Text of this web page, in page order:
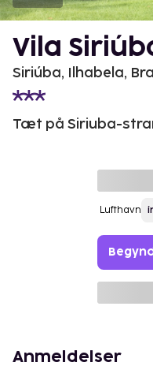
Vila
Siriúba, Ilhabela,
Tæt på Siriuba-
Lufthavn
Anmeldelser